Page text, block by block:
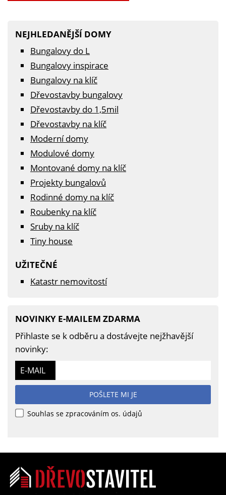
NEJHLEDANĚJŠÍ DOMY
Bungalovy do L
Bungalovy inspirace
Bungalovy na klíč
Dřevostavby bungalovy
Dřevostavby do 1,5mil
Dřevostavby na klíč
Moderní domy
Modulové domy
Montované domy na klíč
Projekty bungalovů
Rodinné domy na klíč
Roubenky na klíč
Sruby na klíč
Tiny house
UŽITEČNÉ
Katastr nemovitostí
NOVINKY E-MAILEM ZDARMA
Přihlaste se k odběru a dostávejte nejžhavější
novinky:
E-MAIL
POŠLETE MI JE
Souhlas se zpracováním os. údajů